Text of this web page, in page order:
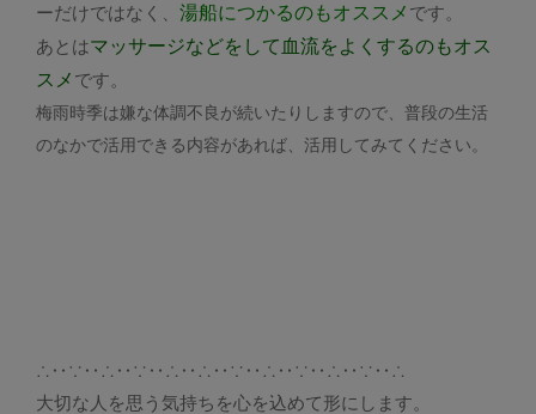
ーだけではなく、 湯船につかるのもオススメ です。
あとはマッサージなどをして血流をよくするのもオス
スメ です。
梅雨時季は嫌な体調不良が続いたりしますので、普段の生活
のなかで活用できる内容があれば、活用してみてください。
∴‥∵‥∴‥∵‥∴‥∴‥∵‥∴‥∵‥∴‥∵‥∴
大切な人を思う気持ちを心を込めて形にします。